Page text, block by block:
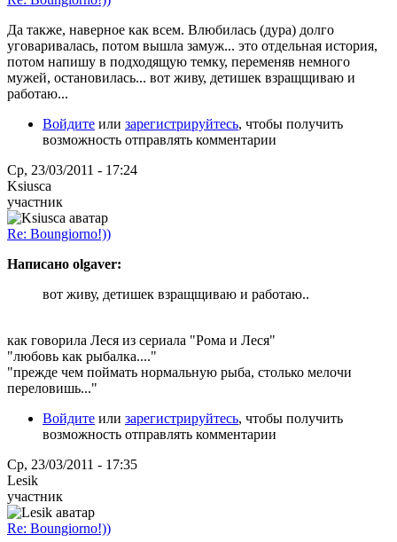
Да также, наверное как всем. Влюбилась (дура) долго
уговаривалась, потом вышла замуж... это отдельная история,
потом напишу в подходящую темку, переменяв немного
мужей, остановилась... вот живу, детишек взращщиваю и
работаю...
Войдите или зарегистрируйтесь, чтобы получить
возможность отправлять комментарии
Ср, 23/03/2011 - 17:24
Ksiusca
участник
Re: Boungiorno!))
Написано olgaver:
вот живу, детишек взращщиваю и работаю..
как говорила Леся из сериала "Рома и Леся"
"любовь как рыбалка...."
"прежде чем поймать нормальную рыба, столько мелочи
переловишь..."
Войдите или зарегистрируйтесь, чтобы получить
возможность отправлять комментарии
Ср, 23/03/2011 - 17:35
Lesik
участник
Re: Boungiorno!))